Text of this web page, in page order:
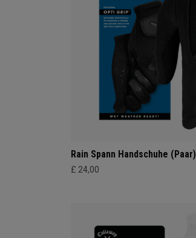
Rain Spann Handschuhe (Paar)
£ 24,00